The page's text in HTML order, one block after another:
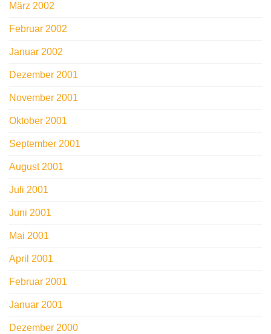
März 2002
Februar 2002
Januar 2002
Dezember 2001
November 2001
Oktober 2001
September 2001
August 2001
Juli 2001
Juni 2001
Mai 2001
April 2001
Februar 2001
Januar 2001
Dezember 2000